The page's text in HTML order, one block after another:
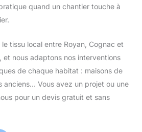
quand un chantier touche à
tissu local entre Royan, Cognac et
et nous adaptons nos interventions
de chaque habitat : maisons de
anciens… Vous avez un projet ou une
pour un devis gratuit et sans